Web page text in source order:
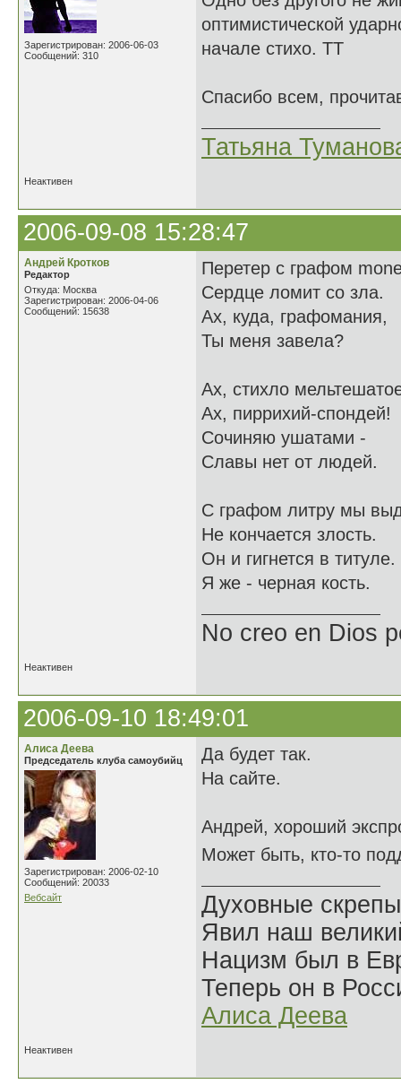
Зарегистрирован: 2006-06-03
Сообщений: 310
оптимистической
начале стихо. ТТ
Спасибо всем,
Татьяна
Неактивен
2006-09-08 15:28:47
Андрей Кротков
Редактор
Откуда: Москва
Зарегистрирован: 2006-04-06
Сообщений: 15638
Перетер с графом
Сердце ломит со зла.
Ах, куда, графомания,
Ты меня завела?
Ах, стихло
Ах, пиррихий-спондей!
Сочиняю ушатами -
Славы нет от людей.
С графом литру мы
Не кончается злость.
Он и гигнется в титуле.
Я же - черная кость.
No creo en Dios
Неактивен
2006-09-10 18:49:01
Алиса Деева
Председатель клуба самоубийц
Зарегистрирован: 2006-02-10
Сообщений: 20033
Вебсайт
Да будет так.
На сайте.
Андрей, хороший
Может быть, кто-то
Духовные
Явил наш
Нацизм был в
Теперь он в
Алиса Деева
Неактивен